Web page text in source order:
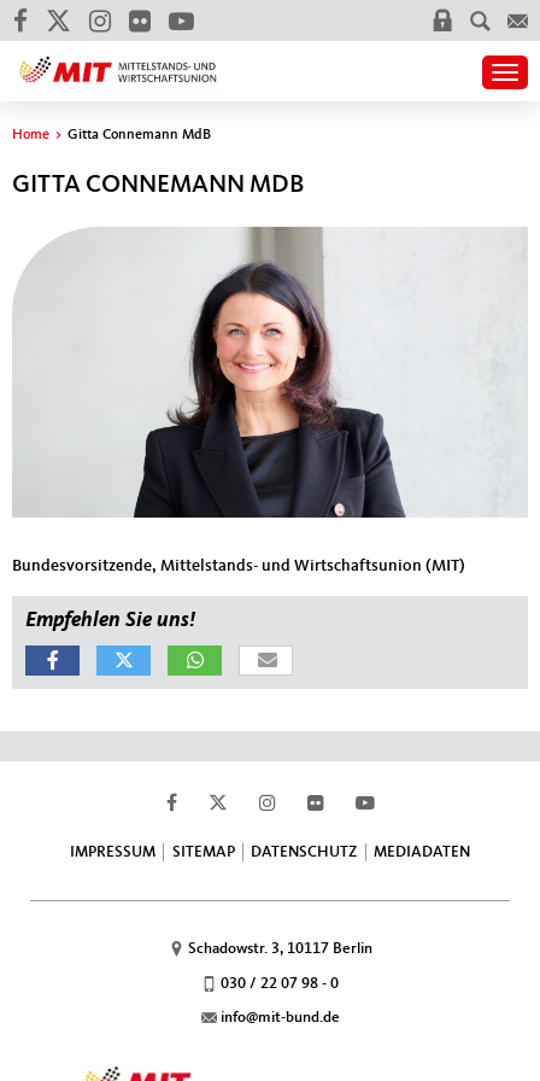
Sie sind hier
Home > Gitta Connemann MdB
GITTA CONNEMANN MDB
Bundesvorsitzende, Mittelstands- und Wirtschaftsunion (MIT)
Empfehlen Sie uns!
IMPRESSUM SITEMAP DATENSCHUTZ MEDIADATEN
Schadowstr. 3, 10117 Berlin
030 / 22 07 98 - 0
info@mit-bund.de